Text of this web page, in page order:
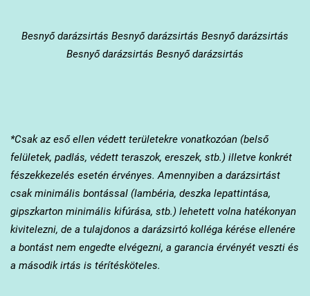
Besnyődarázsirtás Besnyő darázsirtás Besnyő darázsirtás
Besnyő darázsirtás Besnyő darázsirtás
*Csak az eső ellen védett területekre vonatkozóan (belső
felületek, padlás, védett teraszok, ereszek, stb.) illetve konkrét
fészekkezelés esetén érvényes. Amennyiben a darázsirtást
csak minimális bontással (lambéria, deszka lepattintása,
gipszkarton minimális kifúrása, stb.) lehetett volna hatékonyan
kivitelezni, de a tulajdonos a darázsirtó kolléga kérése ellenére
a bontást nem engedte elvégezni, a garancia érvényét veszti és
a második irtás is térítésköteles.